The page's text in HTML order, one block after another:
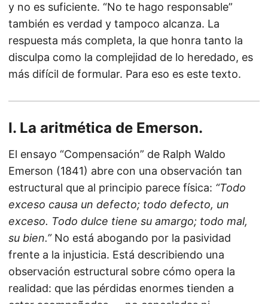
y no es suficiente. “No te hago responsable”
también es verdad y tampoco alcanza. La
respuesta más completa, la que honra tanto la
disculpa como la complejidad de lo heredado, es
más difícil de formular. Para eso es este texto.
I. La aritmética de Emerson.
El ensayo “Compensación” de Ralph Waldo
Emerson (1841) abre con una observación tan
estructural que al principio parece física: “Todo
exceso causa un defecto; todo defecto, un
exceso. Todo dulce tiene su amargo; todo mal,
su bien.”No está abogando por la pasividad
frente a la injusticia. Está describiendo una
observación estructural sobre cómo opera la
realidad: que las pérdidas enormes tienden a